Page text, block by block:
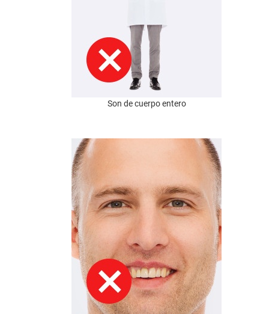
Son de cuerpo entero